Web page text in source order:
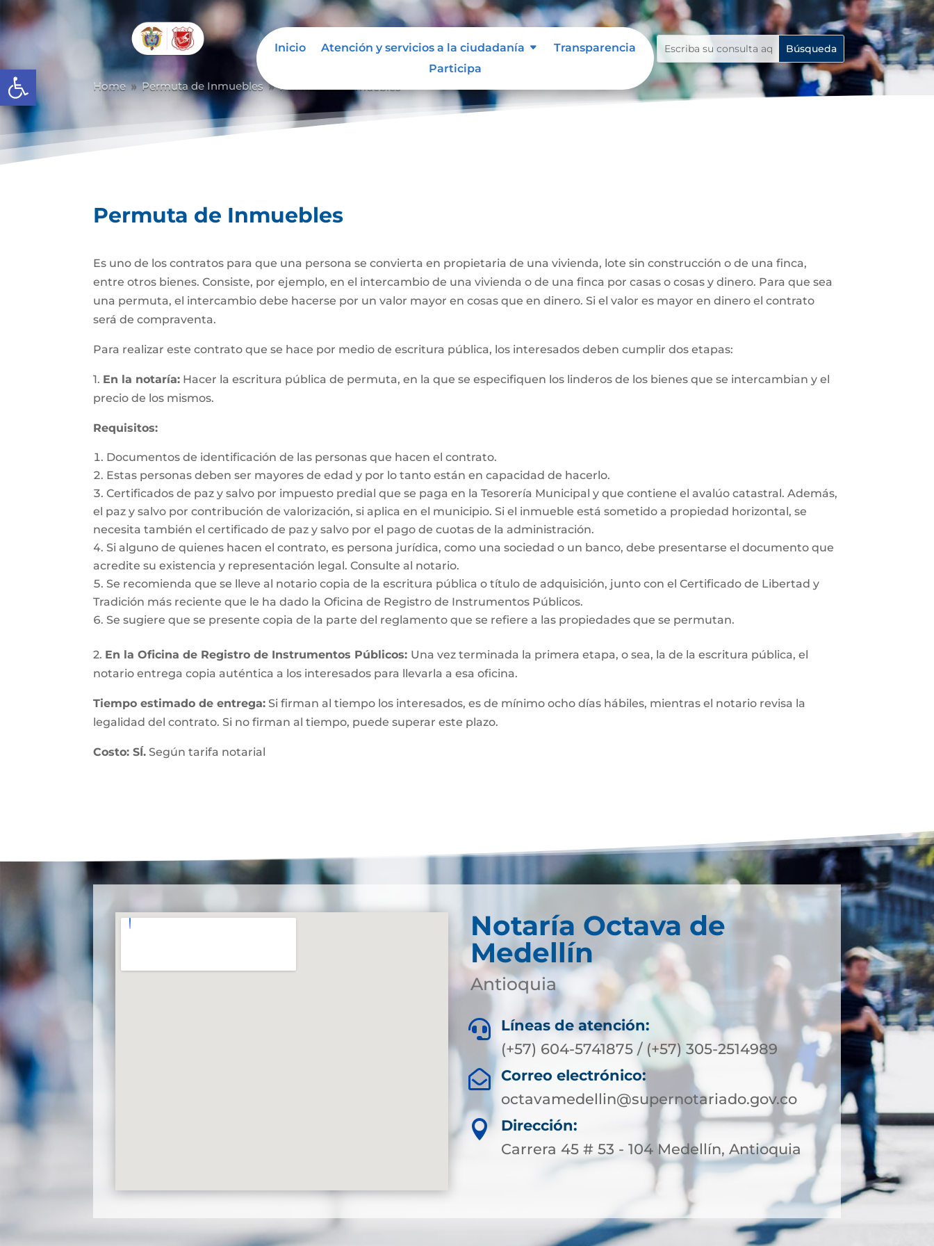
Abrir barra de herramientas
Inicio Atención y servicios a la ciudadanía
Transparencia
Participa
Home 9 Permuta de Inmuebles 9 Permuta de Inmuebles
Permuta de Inmuebles
Es uno de los contratos para que una persona se convierta en propietaria de una vivienda, lote sin construcción o de una finca,
entre otros bienes. Consiste, por ejemplo, en el intercambio de una vivienda o de una finca por casas o cosas y dinero. Para que sea
una permuta, el intercambio debe hacerse por un valor mayor en cosas que en dinero. Si el valor es mayor en dinero el contrato
será de compraventa.
Para realizar este contrato que se hace por medio de escritura pública, los interesados deben cumplir dos etapas:
1. En la notaría: Hacer la escritura pública de permuta, en la que se especifiquen los linderos de los bienes que se intercambian y el
precio de los mismos.
Requisitos:
Documentos de identificación de las personas que hacen el contrato.
Estas personas deben ser mayores de edad y por lo tanto están en capacidad de hacerlo.
Certificados de paz y salvo por impuesto predial que se paga en la Tesorería Municipal y que contiene el avalúo catastral. Además,
el paz y salvo por contribución de valorización, si aplica en el municipio. Si el inmueble está sometido a propiedad horizontal, se
necesita también el certificado de paz y salvo por el pago de cuotas de la administración.
Si alguno de quienes hacen el contrato, es persona jurídica, como una sociedad o un banco, debe presentarse el documento que
acredite su existencia y representación legal. Consulte al notario.
Se recomienda que se lleve al notario copia de la escritura pública o título de adquisición, junto con el Certificado de Libertad y
Tradición más reciente que le ha dado la Oficina de Registro de Instrumentos Públicos.
Se sugiere que se presente copia de la parte del reglamento que se refiere a las propiedades que se permutan.
2. En la Oficina de Registro de Instrumentos Públicos: Una vez terminada la primera etapa, o sea, la de la escritura pública, el
notario entrega copia auténtica a los interesados para llevarla a esa oficina.
Tiempo estimado de entrega: Si firman al tiempo los interesados, es de mínimo ocho días hábiles, mientras el notario revisa la
legalidad del contrato. Si no firman al tiempo, puede superar este plazo.
Costo: SÍ. Según tarifa notarial
Notaría Octava de
Medellín
Antioquia

Líneas de atención:
(+57) 604-5741875 / (+57) 305-2514989

Correo electrónico:
octavamedellin@supernotariado.gov.co

Dirección:
Carrera 45 # 53 - 104 Medellín, Antioquia